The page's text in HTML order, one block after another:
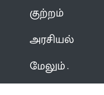
குற்றம்
அரசியல்
மேலும்